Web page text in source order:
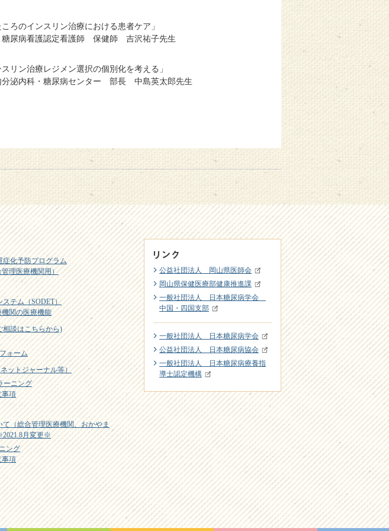
ろのインスリン治療における患者ケア」
尿病看護認定看護師 保健師 吉沢祐子先生
リン治療レジメン選択の個別化を考える」
泌内科・糖尿病センター 部長 中島英太郎先生
症化予防プログラム
理医療機関用）
テム（SODET）
関の医療機能
相談はこちらから)
ォーム
ットジャーナル等）
ーニング
事項
て（総合管理医療機関、おかやま
月変更※
ング
事項
公益社団法人 岡山県医師会
岡山県保健医療部健康推進課
一般社団法人 日本糖尿病学会
中国・四国支部
一般社団法人 日本糖尿病学会
公益社団法人 日本糖尿病協会
一般社団法人 日本糖尿病療養指
導士認定機構